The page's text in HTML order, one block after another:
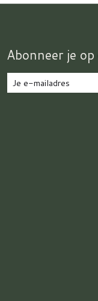
Abonneer je